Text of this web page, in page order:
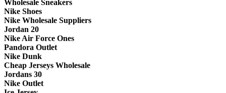
Wholesale Sneakers
Nike Shoes
Nike Wholesale Suppliers
Jordan 20
Nike Air Force Ones
Pandora Outlet
Nike Dunk
Cheap Jerseys Wholesale
Jordans 30
Nike Outlet